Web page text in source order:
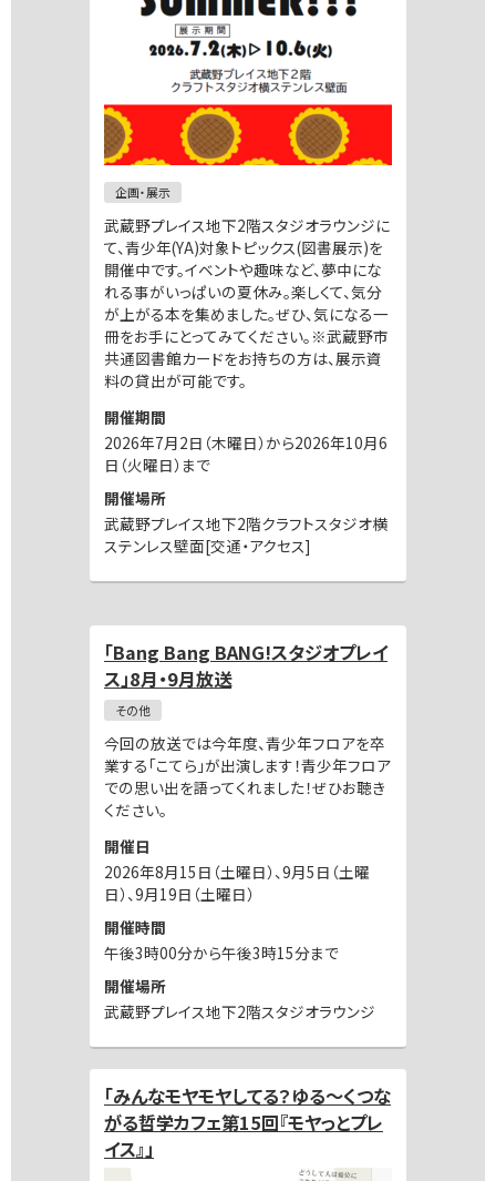
企画・展示
武蔵野プレイス地下2階スタジオラウンジに
て、青少年(YA)対象トピックス(図書展示)を
開催中です。イベントや趣味など、夢中にな
れる事がいっぱいの夏休み。楽しくて、気分
が上がる本を集めました。ぜひ、気になる一
冊をお手にとってみてください。※武蔵野市
共通図書館カードをお持ちの方は、展示資
料の貸出が可能です。
開催期間
2026年7月2日（木曜日）から2026年10月6
日（火曜日）まで
開催場所
武蔵野プレイス地下2階クラフトスタジオ横
ステンレス壁面[交通・アクセス]
「Bang Bang BANG!スタジオプレイ
ス」8月・9月放送
その他
今回の放送では今年度、青少年フロアを卒
業する「こてら」が出演します！青少年フロア
での思い出を語ってくれました！ぜひお聴き
ください。
開催日
2026年8月15日（土曜日）、9月5日（土曜
日）、9月19日（土曜日）
開催時間
午後3時00分から午後3時15分まで
開催場所
武蔵野プレイス地下2階スタジオラウンジ
「みんなモヤモヤしてる？ゆる～くつな
がる哲学カフェ第15回『モヤっとプレ
イス』」